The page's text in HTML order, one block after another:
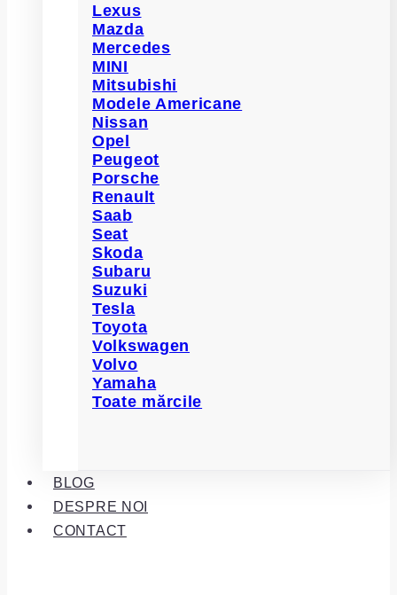
Lexus
Mazda
Mercedes
MINI
Mitsubishi
Modele Americane
Nissan
Opel
Peugeot
Porsche
Renault
Saab
Seat
Skoda
Subaru
Suzuki
Tesla
Toyota
Volkswagen
Volvo
Yamaha
Toate mărcile
BLOG
DESPRE NOI
CONTACT